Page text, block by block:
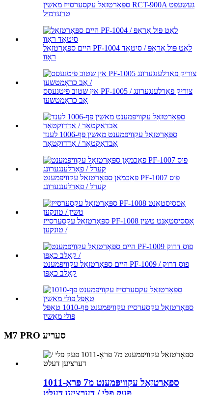
ספּאָרטזאַל עקסערסייז מאַשין RCT-900A געשעפט
טרעדמיל
היים ספּאָרטזאַל PF-1004 לאַט פּול אַראָפּ / סיטאַד
ראָוו
אין שטוב פיטנעסס PF-1005 צוריק פאַרלענגערונג /
אַב כראָמטשען
ספּאָרטזאַל עקוויפּמענט מאַשין פּף-1006 לענד
אַבדאַקטאָר / אַדדוקטאָר
פאַכמאַן ספּאָרטזאַל עקוויפּמענט PF-1007 פוס
קערל / פאַרלענגערונג
ספּאָרטזאַל עקסערסייז PF-1008 אַססיסטאַנט טשין
/ טונקען
היים ספּאָרטזאַל עקוויפּמענט PF-1009 פוס דרוק /
קאַלב כאַפּן
ספּאָרטזאַל עקסערסייז עקוויפּמענט פּף-1010 טאָפּל
פּולי מאַשין
M7 PRO סעריע
ספּאָרטזאַל עקוויפּמענט מ7 פּראָ-1011